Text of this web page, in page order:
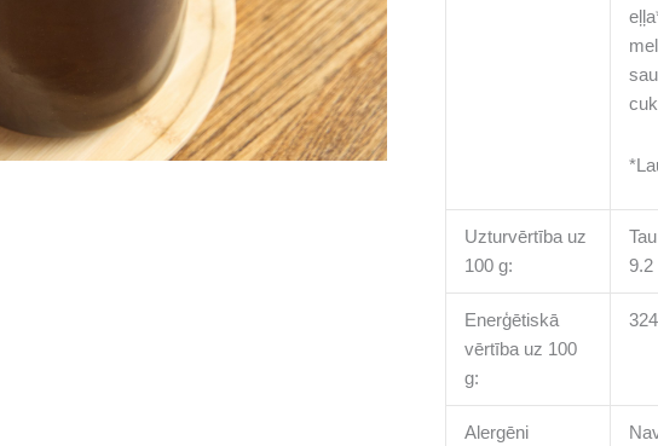
Uzturvērtība uz
100 g:
9.2
Enerģētiskā
vērtība uz 100
g:
Alergēni